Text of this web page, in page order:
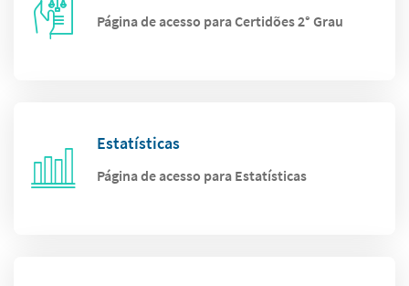
Página de acesso para Certidões 2° Grau
Estatísticas
Página de acesso para Estatísticas